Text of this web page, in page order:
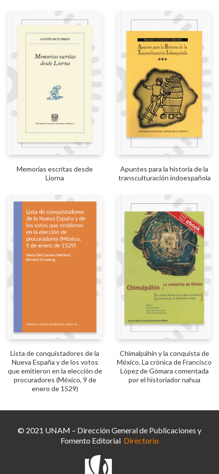
Memorias escritas desde
Liorna
Apuntes para la historia de la
transculturación indoespañola
Lista de conquistadores de la
Nueva España y de los votos
que emitieron en la elección de
procuradores (México, 9 de
enero de 1529)
Chimalpáhin y la conquista de
México. La crónica de Francisco
López de Gómara comentada
por el historiador nahua
© 2021 UNAM – Dirección General de Publicaciones y
Fomento Editorial Directorio